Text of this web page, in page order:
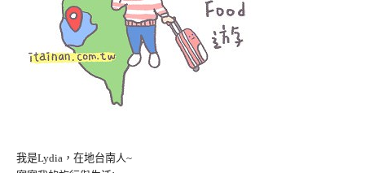
我是Lydia，在地台南人~